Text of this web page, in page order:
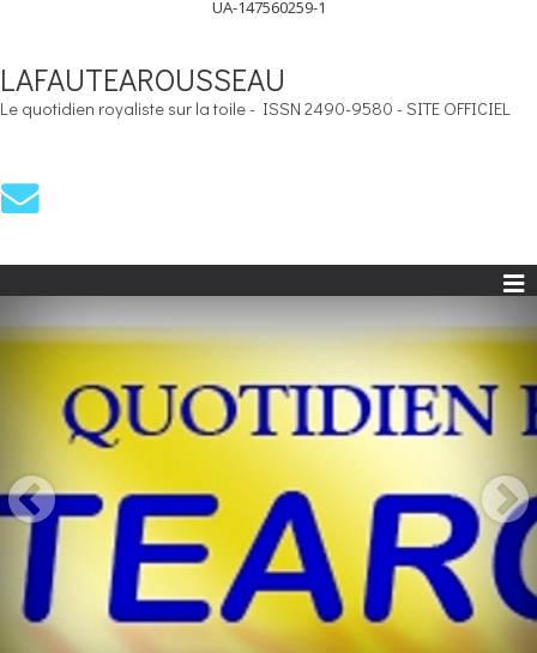
UA-147560259-1
LAFAUTEAROUSSEAU
Le quotidien royaliste sur la toile - ISSN 2490-9580 - SITE OFFICIEL